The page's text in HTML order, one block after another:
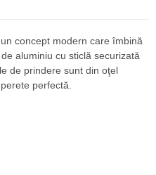
concept modern care îmbină
aluminiu cu sticlă securizată
de prindere sunt din oţel
perfectă.